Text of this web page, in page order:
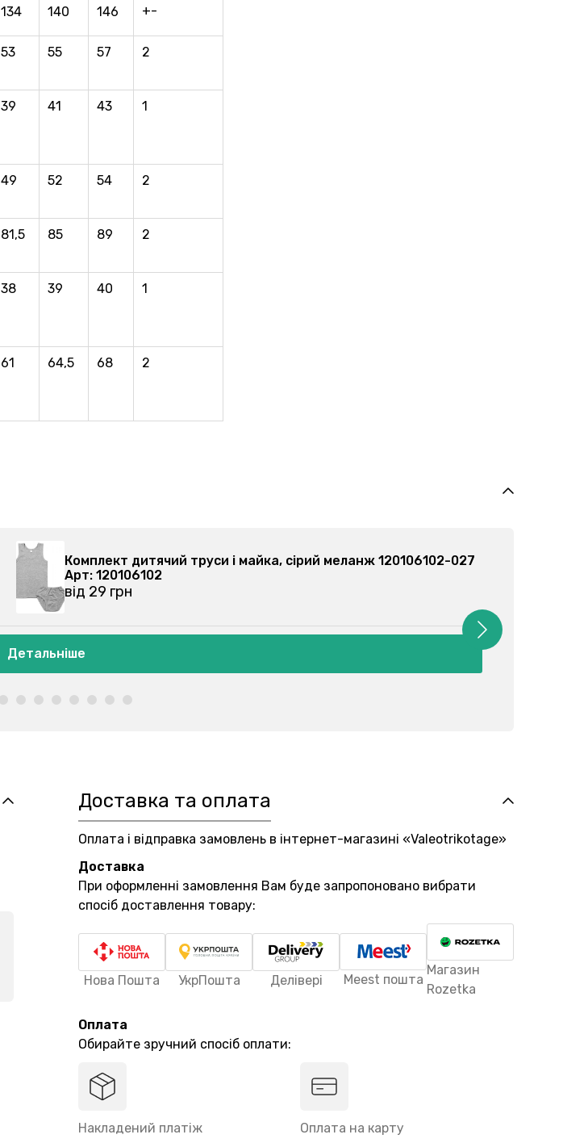
+-
134 140 146
53 55 57 2
39 41 43 1
49 52 54 2
81,5 85 89 2
38 39 40 1
61 64,5 68 2
Комплект для дівчаток труси + майка, асорті 120105102-000
Арт: 120105102
від 34 грн
Детальніше
Доставка та оплата
Оплата і відправка замовлень в інтернет-магазині «Valeotrikotage»
Доставка
При оформленні замовлення Вам буде запропоновано вибрати
спосіб доставлення товару:
Нова Пошта УкрПошта Делівері Meest пошта
Магазин
Rozetka
Оплата
Обирайте зручний спосіб оплати:
Накладений платіж Оплата на карту